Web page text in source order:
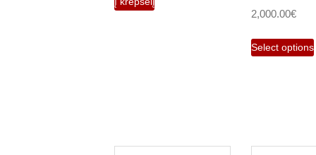
2,000.00€
Select options